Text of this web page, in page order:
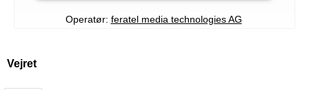
Operatør: feratel media technologies AG
Vejret